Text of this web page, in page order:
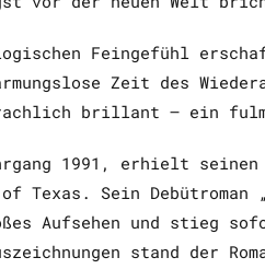
Feingefühl
Zeit des
brillant – ein
1991, erhielt seinen
Texas. Sein Debütroman
Aufsehen und stieg
stand der